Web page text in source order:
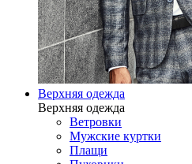
Верхняя одежда
Верхняя одежда
Ветровки
Мужские куртки
Плащи